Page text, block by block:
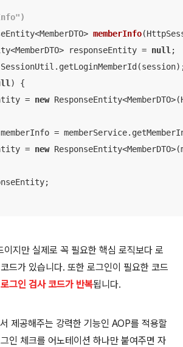
memberInfo
responseEntity =
null ;
) {
=
new
=
=
new
이지만 실제로 꼭 필요한 핵심 로직보다 로
드가 있습니다. 또한 로그인이 필요한 코드
그인 검사 코드가 반복됩니다.
제공해주는 강력한 기능인 AOP를 적용할
인 체크를 어노테이션 하나만 붙여주면 자